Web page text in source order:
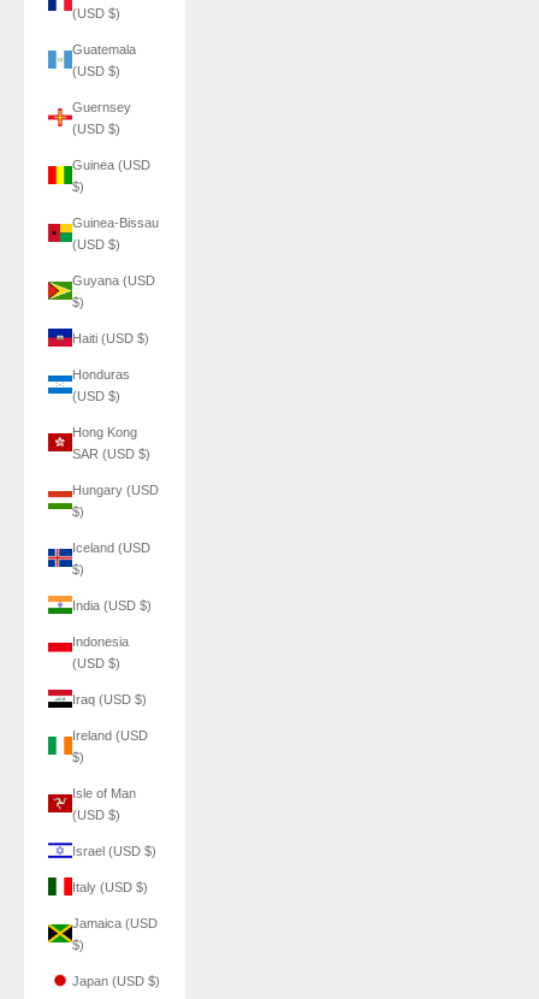
(USD $)
Guatemala
(USD $)
Guernsey
(USD $)
Guinea (USD
$)
Guinea-Bissau
(USD $)
Guyana (USD
$)
Haiti (USD $)
Honduras
(USD $)
Hong Kong
SAR (USD $)
Hungary (USD
$)
Iceland (USD
$)
India (USD $)
Indonesia
(USD $)
Iraq (USD $)
Ireland (USD
$)
Isle of Man
(USD $)
Israel (USD $)
Italy (USD $)
Jamaica (USD
$)
Japan (USD $)